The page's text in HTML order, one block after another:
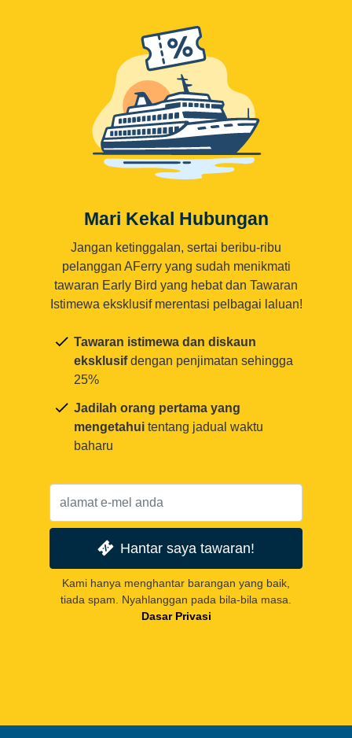
Mari Kekal Hubungan
Jangan ketinggalan, sertai beribu-ribu
pelanggan AFerry yang sudah menikmati
tawaran Early Bird yang hebat dan Tawaran
Istimewa eksklusif merentasi pelbagai laluan!
Tawaran istimewa dan diskaun
eksklusifdengan penjimatan sehingga
25%
Jadilah orang pertama yang
mengetahui tentang jadual waktu
baharu
Hantar saya tawaran!
Kami hanya menghantar barangan yang baik,
tiada spam. Nyahlanggan pada bila-bila masa.
Dasar Privasi